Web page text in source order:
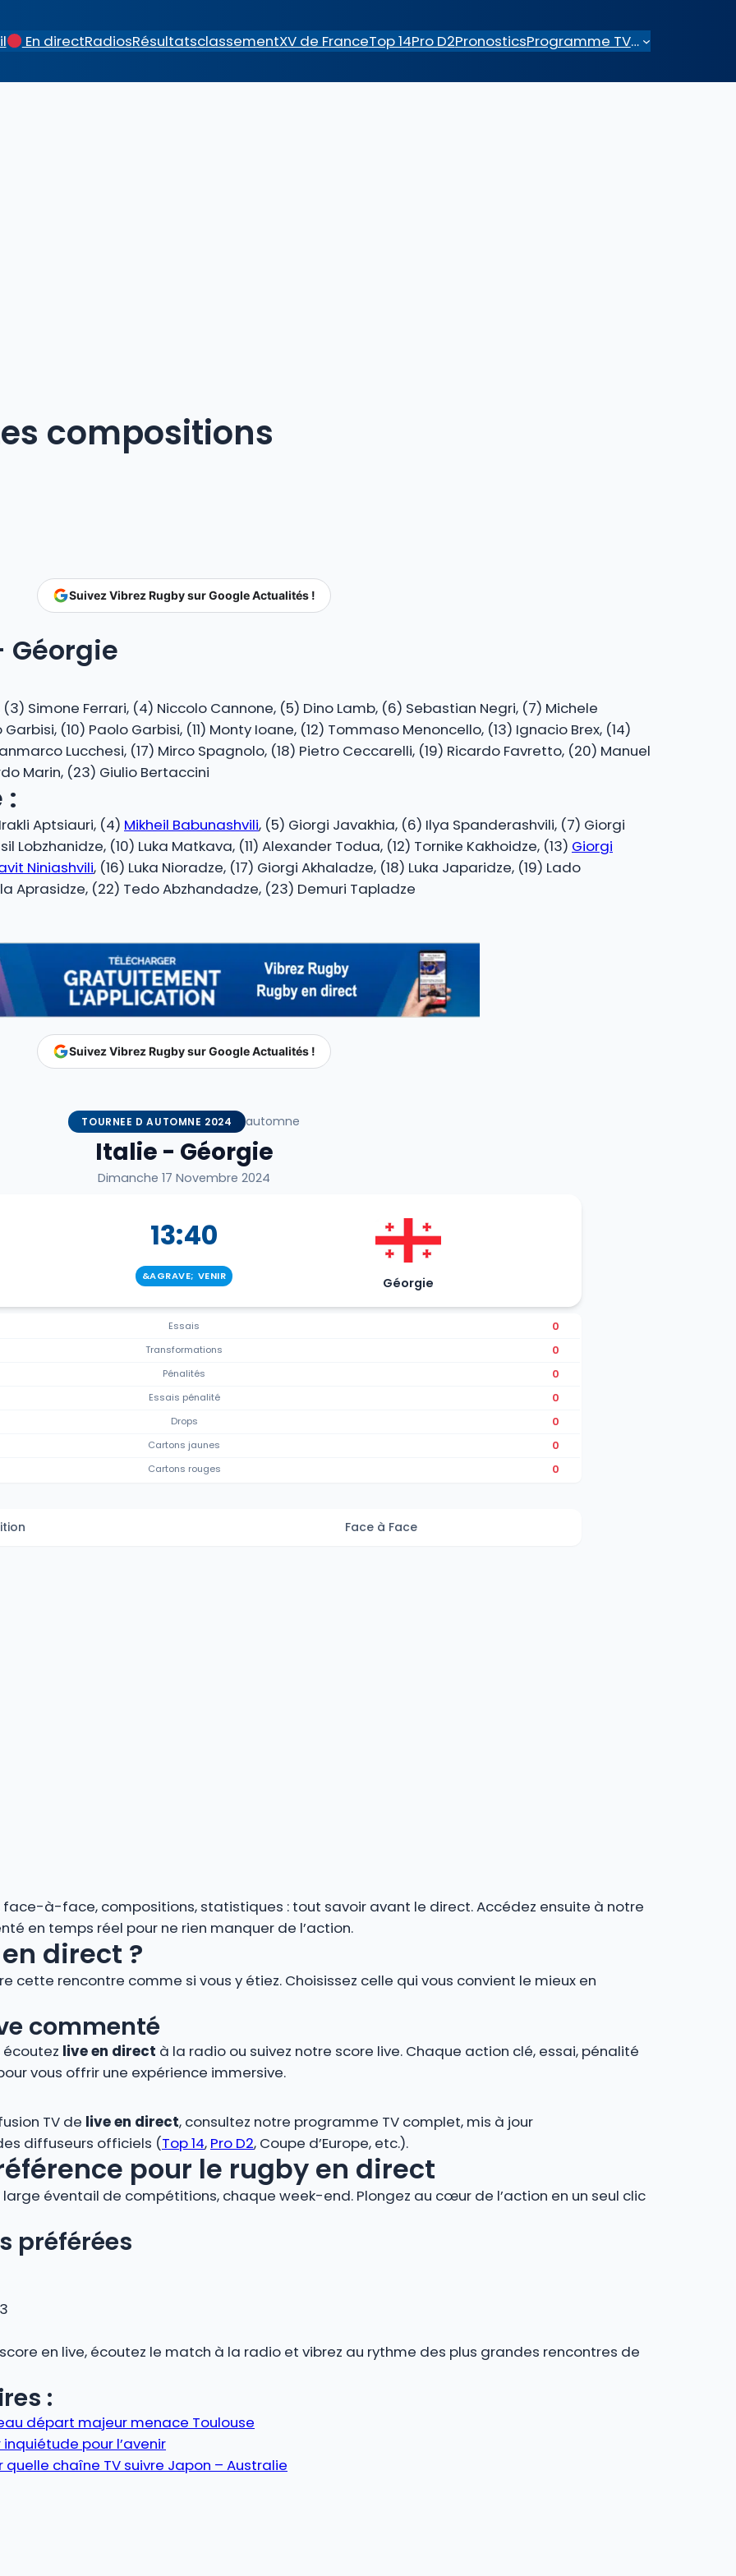
En directRadiosRésultatsclassementXV de FranceTop 14Pro D2PronosticsProgramme TV…
compositions
Suivez Vibrez Rugby sur Google Actualités !
Simone Ferrari, (4) Niccolo Cannone, (5) Dino Lamb, (6) Sebastian Negri, (7) Michele
(10) Paolo Garbisi, (11) Monty Ioane, (12) Tommaso Menoncello, (13) Ignacio Brex, (14)
Lucchesi, (17) Mirco Spagnolo, (18) Pietro Ceccarelli, (19) Ricardo Favretto, (20) Manuel
Marin, (23) Giulio Bertaccini
:
Aptsiauri, (4) Mikheil Babunashvili, (5) Giorgi Javakhia, (6) Ilya Spanderashvili, (7) Giorgi
Lobzhanidze, (10) Luka Matkava, (11) Alexander Todua, (12) Tornike Kakhoidze, (13) Giorgi
Niniashvili, (16) Luka Nioradze, (17) Giorgi Akhaladze, (18) Luka Japaridze, (19) Lado
Aprasidze, (22) Tedo Abzhandadze, (23) Demuri Tapladze
Suivez Vibrez Rugby sur Google Actualités !
TOURNEE D AUTOMNE 2024 automne
Italie - Géorgie
Dimanche 17 Novembre 2024
13:40
&AGRAVE; VENIR Géorgie
Essais
0
Transformations
0
Pénalités
0
Essais pénalité
0
Drops
0
Cartons jaunes
0
Cartons rouges 0
Face à Face
face-à-face, compositions, statistiques : tout savoir avant le direct. Accédez ensuite à notre
en temps réel pour ne rien manquer de l’action.
direct ?
cette rencontre comme si vous y étiez. Choisissez celle qui vous convient le mieux en
commenté
écoutez live en direct à la radio ou suivez notre score live. Chaque action clé, essai, pénalité
vous offrir une expérience immersive.
TV de live en direct, consultez notre programme TV complet, mis à jour
diffuseurs officiels (Top 14, Pro D2, Coupe d’Europe, etc.).
pour le rugby en direct
éventail de compétitions, chaque week-end. Plongez au cœur de l’action en un seul clic
préférées
en live, écoutez le match à la radio et vibrez au rythme des plus grandes rencontres de
:
départ majeur menace Toulouse
pour l’avenir
chaîne TV suivre Japon – Australie